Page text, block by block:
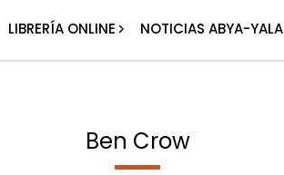
LIBRERÍA ONLINE NOTICIAS ABYA-YALA
Ben Crow